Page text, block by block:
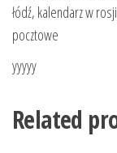
łódź, kalendarz w
pocztowe
yyyyy
Related